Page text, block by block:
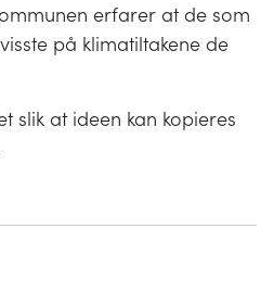
erfarer at de som
på klimatiltakene de
slik at ideen kan kopieres